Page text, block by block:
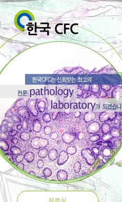
자료실